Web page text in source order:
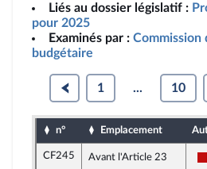
Liés au dossier législatif :
pour 2025
Examinés par : Commission
budgétaire
1 ... 10
n° Emplacement
CF245 Avant l'Article 23